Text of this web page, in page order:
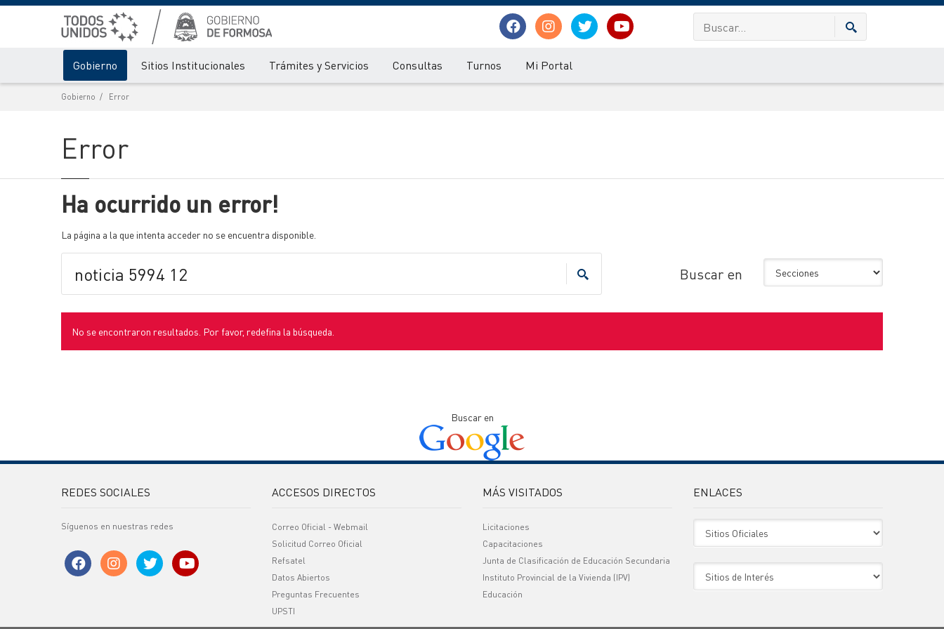
Gobierno Sitios Institucionales Trámites y Servicios Consultas Turnos Mi Portal
Gobierno Error
Error
Ha ocurrido un error!
La página a la que intenta acceder no se encuentra disponible.
Buscar en
No se encontraron resultados. Por favor, redefina la búsqueda.
Buscar en
REDES SOCIALES
Síguenos en nuestras redes
ACCESOS DIRECTOS
Correo Oficial - Webmail
Solicitud Correo Oficial
Refsatel
Datos Abiertos
Preguntas Frecuentes
UPSTI
MÁS VISITADOS
Licitaciones
Capacitaciones
Junta de Clasificación de Educación Secundaria
Instituto Provincial de la Vivienda (IPV)
Educación
ENLACES